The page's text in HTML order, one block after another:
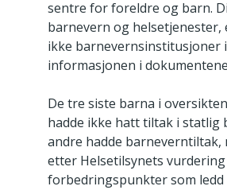
sentre for foreldre og barn.
barnevern og
ikke barnevernsinstitusjoner
informasjonen i
De tre siste barna i
hadde ikke hatt tiltak i statlig
andre hadde
etter Helsetilsynets
forbedringspunkter som ledd